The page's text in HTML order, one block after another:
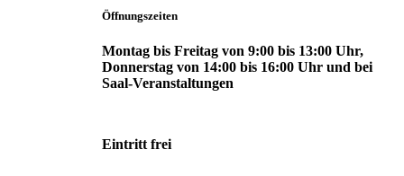
Öffnungszeiten
Montag bis Freitag von 9:00 bis 13:00 Uhr,
Donnerstag von 14:00 bis 16:00 Uhr und bei
Saal-Veranstaltungen
Eintritt frei